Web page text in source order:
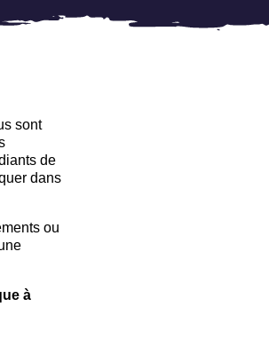
sont
de
dans
ou
à